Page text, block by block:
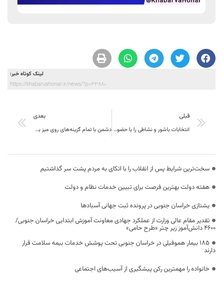
لینک کوتاه خبر:
https://khabarvahonar.ir/news/?p=33880
قبلی
انتخابات باشور و نشاطی را با حضور حداکثری مردم شاهد خواهیم بود
بعدی
دشمن با تمام گزینه‌های روی میز به جنگ ما آمده است
سخت‌ترین شرایط پس از انقلاب را با اتکای به مردم پشت سر گذاشتیم
هفته دولت بهترین فرصت برای تبیین خدمات نظام و دولت
یشتازی خراسان جنوبی در پرونده ثبت جهانی آسبادها
تقدیر مقام عالی وزارت از عملکرد جهادی معاونت آموزش ابتدایی خراسان جنوبی/
۴۶۰۰ دانش‌آموز زیر چتر «طرح حامی»
۱۸۵ بیمار هموفیلی در خراسان جنوبی تحت پوشش خدمات بیمه سلامت قرار
دارند
خانواده را مهمترین رکن پیشگیری از آسیب‌های اجتماعی